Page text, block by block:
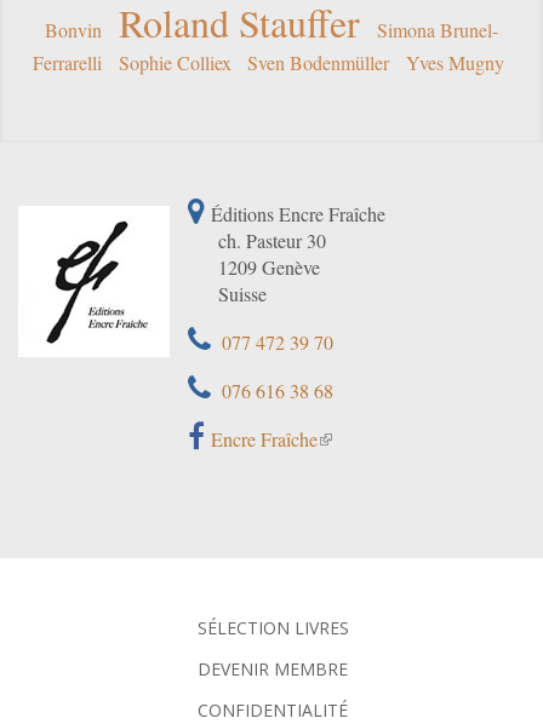
Bonvin
Roland Stauffer
Simona Brunel-
Ferrarelli
Sophie Colliex Sven Bodenmüller Yves Mugny
Éditions Encre Fraîche
ch. Pasteur 30
1209 Genève
Suisse
077 472 39 70
076 616 38 68
Encre Fraîche
SÉLECTION LIVRES
DEVENIR MEMBRE
CONFIDENTIALITÉ